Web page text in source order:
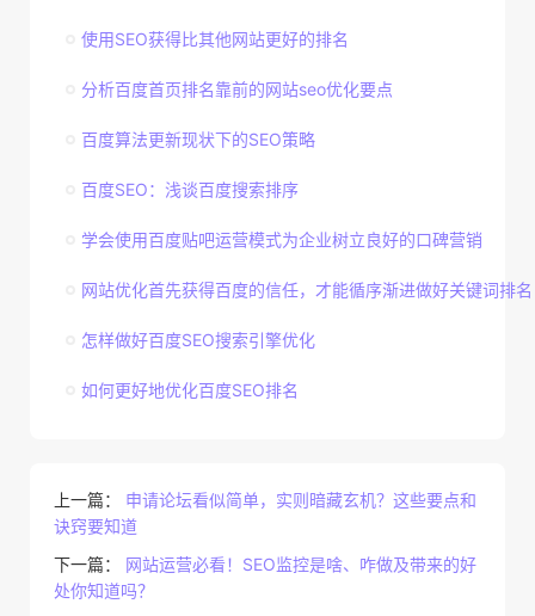
使用SEO获得比其他网站更好的排名
分析百度首页排名靠前的网站seo优化要点
百度算法更新现状下的SEO策略
百度SEO：浅谈百度搜索排序
学会使用百度贴吧运营模式为企业树立良好的口碑营销
网站优化首先获得百度的信任，才能循序渐进做好关键词排名
怎样做好百度SEO搜索引擎优化
如何更好地优化百度SEO排名
上一篇： 申请论坛看似简单，实则暗藏玄机？这些要点和
诀窍要知道
下一篇： 网站运营必看！SEO监控是啥、咋做及带来的好
处你知道吗？